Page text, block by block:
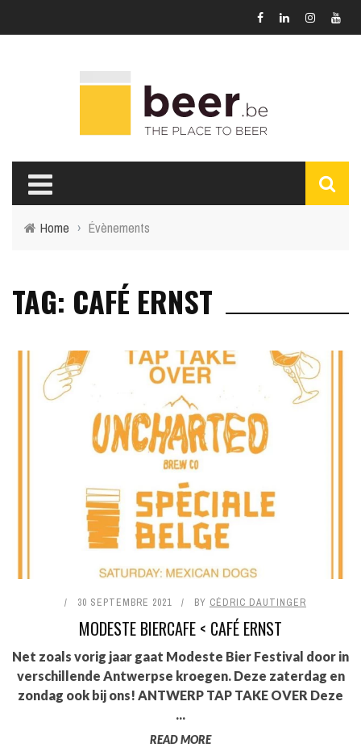
Home › Évènements
TAG: CAFÉ ERNST
30 SEPTEMBRE 2021 BY CÉDRIC DAUTINGER
MODESTE BIERCAFE < CAFÉ ERNST
Net zoals vorig jaar gaat Modeste Bier Festival door in
verschillende Antwerpse kroegen. Deze zaterdag en
zondag ook bij ons! ANTWERP TAP TAKE OVER Deze
...
READ MORE